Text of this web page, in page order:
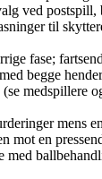
ved postspill,
til
fase;
begge
medspillere
mens
mot en
med